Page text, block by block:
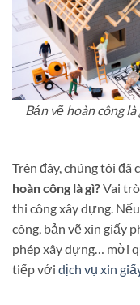
Bản vẽ hoàn công
Trên đây, chúng tôi đã
hoàn công là gì?Vai
thi công xây dựng.
công, bản vẽ xin giấy
phép xây dựng… mời
tiếp với dịch vụ xin